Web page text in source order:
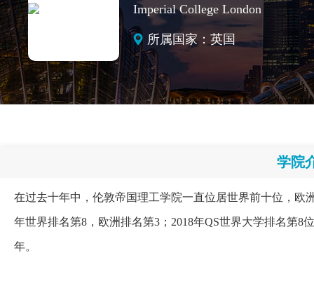
Imperial College London
所属国家：英国
学院
在过去十年中，伦敦帝国理工学院一直位居世界前十位，欧
年世界排名第8，欧洲排名第3；2018年QS世界大学排名第8
年。